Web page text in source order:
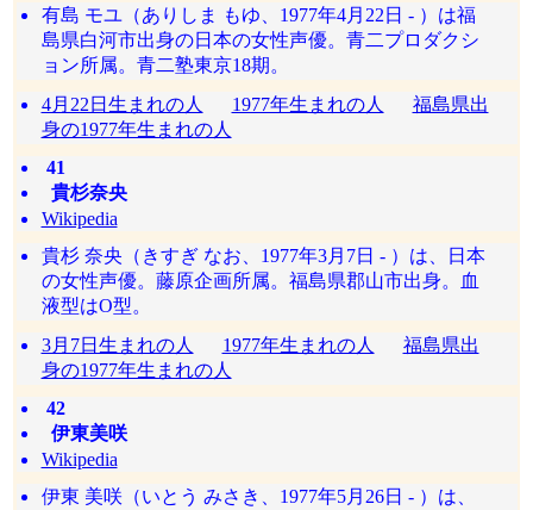
有島 モユ（ありしま もゆ、1977年4月22日 - ）は福
島県白河市出身の日本の女性声優。青二プロダクシ
ョン所属。青二塾東京18期。
4月22日生まれの人
1977年生まれの人
福島県出
身の1977年生まれの人
41
貴杉奈央
Wikipedia
貴杉 奈央（きすぎ なお、1977年3月7日 - ）は、日本
の女性声優。藤原企画所属。福島県郡山市出身。血
液型はO型。
3月7日生まれの人
1977年生まれの人
福島県出
身の1977年生まれの人
42
伊東美咲
Wikipedia
伊東 美咲（いとう みさき、1977年5月26日 - ）は、